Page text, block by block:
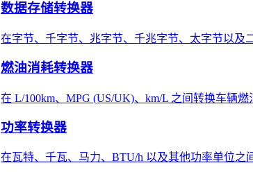
数据存储转换器
在字节、千字节、兆字节、千兆字节、太字节以及
燃油消耗转换器
在 L/100km、MPG (US/UK)、km/L 之间转换车辆
功率转换器
在瓦特、千瓦、马力、BTU/h 以及其他功率单位之